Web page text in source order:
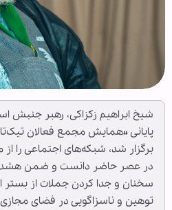
شیخ ابراهیم زکزاکی، رهبر جنبش
پایانی «همایش مجمع فعالان
برگزار شد، شبکه‌های اجتماعی را از
در عصر حاضر دانست و ضمن
سخنان و جدا کردن جملات از بستر
توهین و ناسزاگویی در فضای